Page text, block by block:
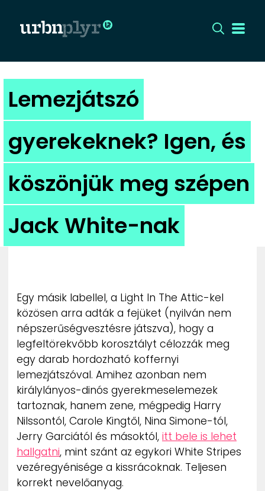
CÍMLAP
DIZÁJN
DIVAT
HIP
KULT
UTCA
MÉDIAAJÁNLAT
IMPRESSZUM
PR-ARCHÍVUM
ADATKEZELÉSI TÁJÉKOZTATÓ
Lemezjátszó
gyerekeknek? Igen, és
köszönjük meg szépen
Jack White-nak
Egy másik labellel, a Light In The Attic-kel
közösen arra adták a fejüket (nyilván nem
népszerűségvesztésre játszva), hogy a
legfeltörekvőbb korosztályt célozzák meg
egy darab hordozható koffernyi
lemezjátszóval. Amihez azonban nem
királylányos-dinós gyerekmeselemezek
tartoznak, hanem zene, mégpedig Harry
Nilssontól, Carole Kingtől, Nina Simone-tól,
Jerry Garciától és másoktól, itt bele is lehet
hallgatni, mint szánt az egykori White Stripes
vezéregyénisége a kissrácoknak. Teljesen
korrekt nevelőanyag.